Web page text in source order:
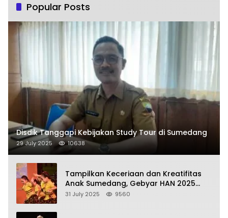
Popular Posts
Disdik Tanggapi Kebijakan Study Tour di Sumedang
29 July 2025 10638
Tampilkan Keceriaan dan Kreatifitas
Anak Sumedang, Gebyar HAN 2025
Dihadiri Bupati dan Wabup
31 July 2025 9560